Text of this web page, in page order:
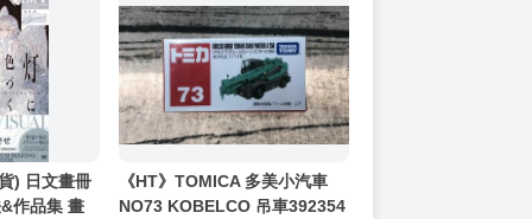
】預購25
可麗絲
夏威夷ver.
【月光魚 電玩部】預購11.28發
售 中文版 NS Steam Prison
Beyond the Steam 中文代理
售價 1190